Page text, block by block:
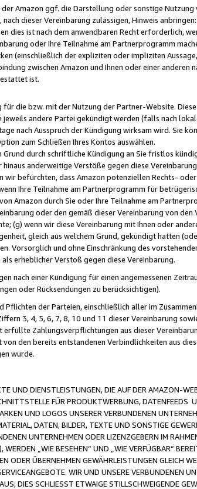
Amazon ggf. die Darstellung oder sonstige
dieser Vereinbarung zulässigen, Hinweis
dies ist nach dem anwendbaren Recht erforderlich,
oder Ihre Teilnahme am Partnerprogramm
(einschließlich der expliziten oder impliziten
zwischen Amazon und Ihnen oder einer anderen
ist.
die bzw. mit der Nutzung der Partner-Website.
andere Partei gekündigt werden (falls nach
nach Ausspruch der Kündigung wirksam wird. Sie
zum Schließen Ihres Kontos auswählen.
durch schriftliche Kündigung an Sie fristlos
anderweitige Verstöße gegen diese
wir befürchten, dass Amazon potenziellen Rechts-
Ihre Teilnahme am Partnerprogramm für
Amazon durch Sie oder Ihre Teilnahme am
oder den gemäß dieser Vereinbarung von
wenn wir diese Vereinbarung mit Ihnen oder
gleich aus welchem Grund, gekündigt hatten
Vorsorglich und ohne Einschränkung des
erheblicher Verstoß gegen diese Vereinbarung.
nach einer Kündigung für einen angemessenen
oder Rücksendungen zu berücksichtigen).
Pflichten der Parteien, einschließlich aller im
3, 4, 5, 6, 7, 8, 10 und 11 dieser Vereinbarung
Zahlungsverpflichtungen aus dieser
den bereits entstandenen Verbindlichkeiten aus
wurde.
UND DIENSTLEISTUNGEN, DIE AUF DER AMAZON-
FÜR PRODUKTWERBUNG,
UND LOGOS UNSERER VERBUNDENEN
DATEN, BILDER, TEXTE UND SONSTIGE
UNTERNEHMEN ODER LIZENZGEBERN IM
WERDEN „WIE BESEHEN“ UND „WIE VERFÜGBAR“
ODER ÜBERNEHMEN GEWÄHRLEISTUNGEN GLEICH
WIR UND UNSERE VERBUNDENEN
DIES SCHLIESST ETWAIGE STILLSCHWEIGENDE